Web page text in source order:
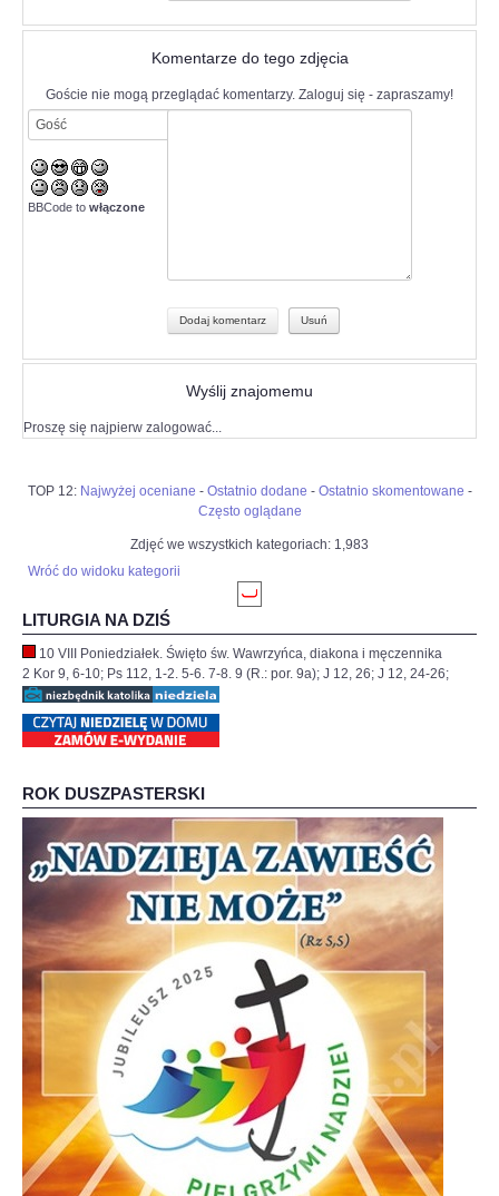
Komentarze do tego zdjęcia
Goście nie mogą przeglądać komentarzy. Zaloguj się - zapraszamy!
BBCode to włączone
Wyślij znajomemu
Proszę się najpierw zalogować...
TOP 12: Najwyżej oceniane - Ostatnio dodane - Ostatnio skomentowane -
Często oglądane
Zdjęć we wszystkich kategoriach: 1,983
Wróć do widoku kategorii
LITURGIA NA DZIŚ
10 VIII Poniedziałek. Święto św. Wawrzyńca, diakona i męczennika
2 Kor 9, 6-10; Ps 112, 1-2. 5-6. 7-8. 9 (R.: por. 9a); J 12, 26; J 12, 24-26;
ROK DUSZPASTERSKI